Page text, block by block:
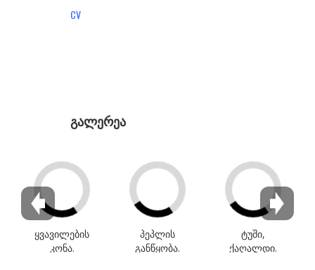
დავითაია მირზა
დუმბაძე სოსო
ესართია ხატია
ეძგვერაძე გია
ვაჩნაძე თინა
CV
გალერეა
ყვავილების
კონა.
პეპლის
განწყობა.
ტუში,
ქაღალდი.